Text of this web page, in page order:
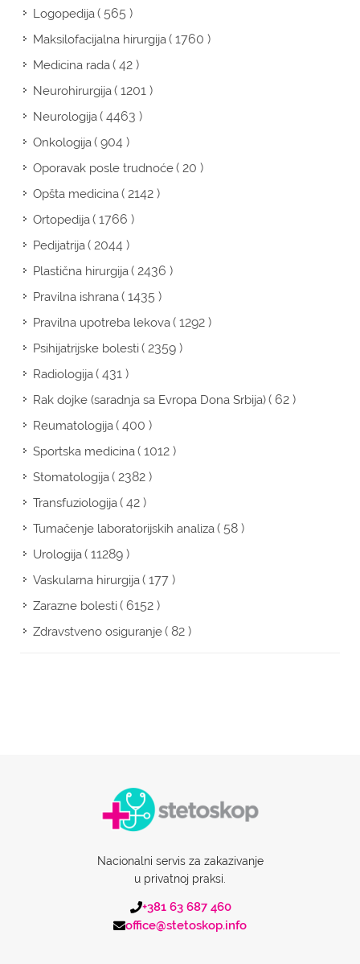
Logopedija( 565 )
Maksilofacijalna hirurgija( 1760 )
Medicina rada( 42 )
Neurohirurgija( 1201 )
Neurologija( 4463 )
Onkologija( 904 )
Oporavak posle trudnoće( 20 )
Opšta medicina( 2142 )
Ortopedija( 1766 )
Pedijatrija( 2044 )
Plastična hirurgija( 2436 )
Pravilna ishrana( 1435 )
Pravilna upotreba lekova( 1292 )
Psihijatrijske bolesti( 2359 )
Radiologija( 431 )
Rak dojke (saradnja sa Evropa Dona Srbija)( 62 )
Reumatologija( 400 )
Sportska medicina( 1012 )
Stomatologija( 2382 )
Transfuziologija( 42 )
Tumačenje laboratorijskih analiza( 58 )
Urologija( 11289 )
Vaskularna hirurgija( 177 )
Zarazne bolesti( 6152 )
Zdravstveno osiguranje( 82 )
Nacionalni servis za zakazivanje
u privatnoj praksi.
+381 63 687 460
office@stetoskop.info